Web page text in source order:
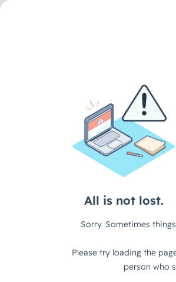
"Zu teuer und
unpraktisch" -
Die Orange Book
Rebellion von
Teil 3 meiner vierteiligen Serie: Aus